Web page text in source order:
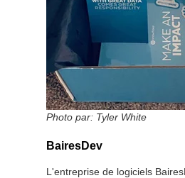
Photo par: Tyler White
BairesDev
L'entreprise de logiciels